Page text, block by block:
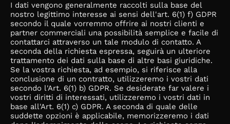
I dati vengono generalmente raccolti sulla base del
nostro legittimo interesse ai sensi dell'art. 6(1) f) GDPR
secondo il quale vorremmo offrire ai nostri clienti e
partner commerciali una possibilità semplice e facile di
contattarci attraverso un tale modulo di contatto. A
seconda della richiesta espressa, seguirà un ulteriore
trattamento dei dati sulla base di altre basi giuridiche.
Se la vostra richiesta, ad esempio, si riferisce alla
conclusione di un contratto, utilizzeremo i vostri dati
secondo l'Art. 6(1) b) GDPR. Se desiderate far valere i
vostri diritti di interessati, utilizzeremo i vostri dati in
base all'Art. 6(1) c) GDPR. A seconda di quale delle
suddette opzioni è applicabile, memorizzeremo i dati